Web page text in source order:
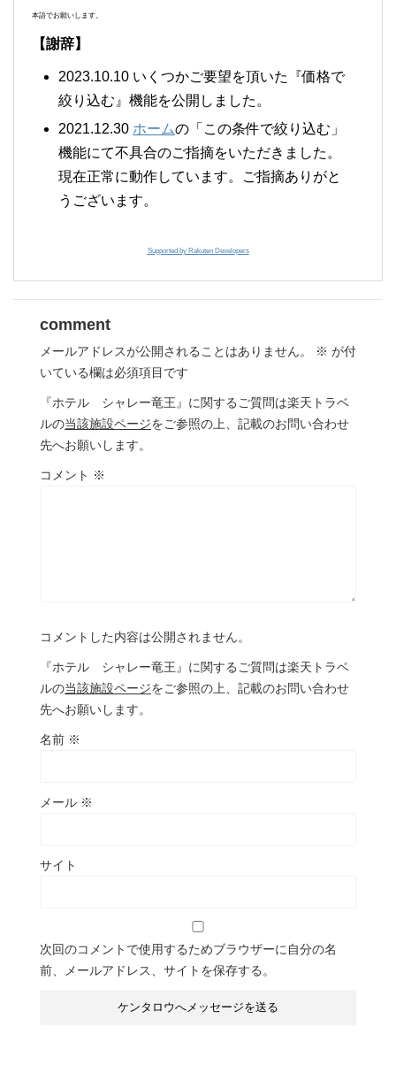
本語でお願いします。
【謝辞】
2023.10.10 いくつかご要望を頂いた『価格で
絞り込む』機能を公開しました。
2021.12.30 ホームの「この条件で絞り込む」
機能にて不具合のご指摘をいただきました。
現在正常に動作しています。ご指摘ありがと
うございます。
Supported by Rakuten Developers
comment
メールアドレスが公開されることはありません。 ※ が付
いている欄は必須項目です
『ホテル シャレー竜王』に関するご質問は楽天トラベ
ルの当該施設ページをご参照の上、記載のお問い合わせ
先へお願いします。
コメント ※
コメントした内容は公開されません。
『ホテル シャレー竜王』に関するご質問は楽天トラベ
ルの当該施設ページをご参照の上、記載のお問い合わせ
先へお願いします。
名前 ※
メール ※
サイト
次回のコメントで使用するためブラウザーに自分の名
前、メールアドレス、サイトを保存する。